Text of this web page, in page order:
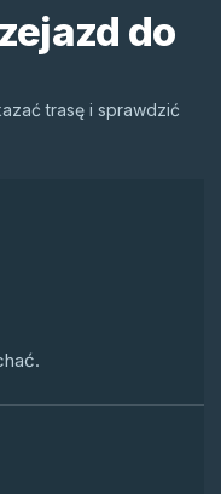
do
trasę i sprawdzić